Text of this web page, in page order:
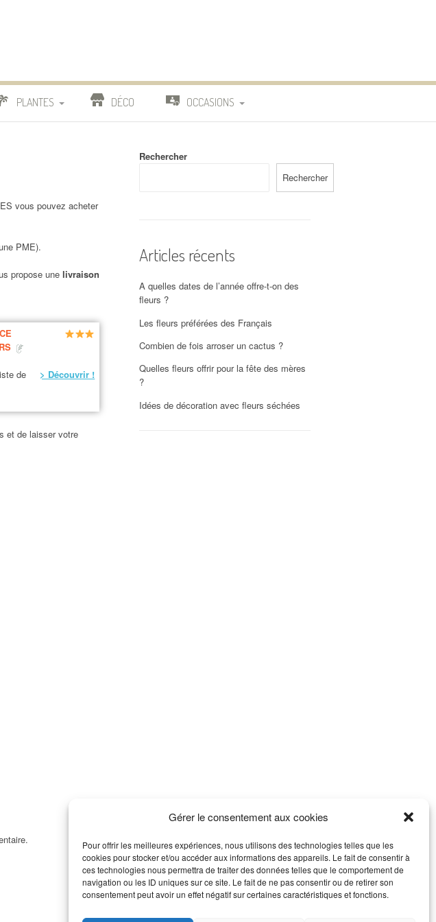
Gérer le consentement aux cookies
Pour offrir les meilleures expériences, nous utilisons des technologies telles que les
cookies pour stocker et/ou accéder aux informations des appareils. Le fait de consentir à
ces technologies nous permettra de traiter des données telles que le comportement de
navigation ou les ID uniques sur ce site. Le fait de ne pas consentir ou de retirer son
consentement peut avoir un effet négatif sur certaines caractéristiques et fonctions.
PLANTES DÉCO OCCASIONS
vous pouvez acheter
PME).
propose une livraison
de
> Découvrir !
et de laisser votre
Rechercher
Rechercher
Articles récents
A quelles dates de l’année offre-t-on des
fleurs ?
Les fleurs préférées des Français
Combien de fois arroser un cactus ?
Quelles fleurs offrir pour la fête des mères
?
Idées de décoration avec fleurs séchées